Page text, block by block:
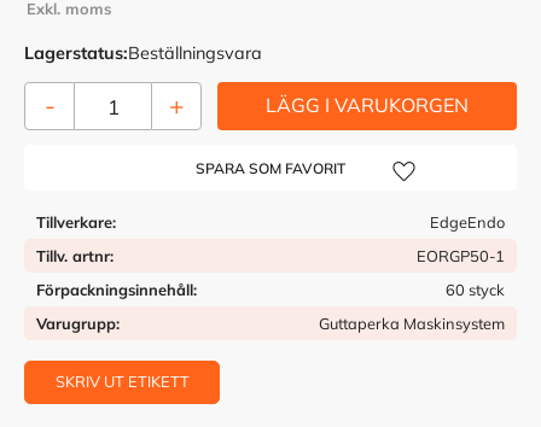
Lagerstatus Beställningsvara
+
-
Lägg till i önskelista
Tillverkare
EdgeEndo
Tillv. artnr
EORGP50-1
Förpackningsinnehåll
60 styck
Varugrupp
Guttaperka Maskinsystem
SKRIV UT ETIKETT